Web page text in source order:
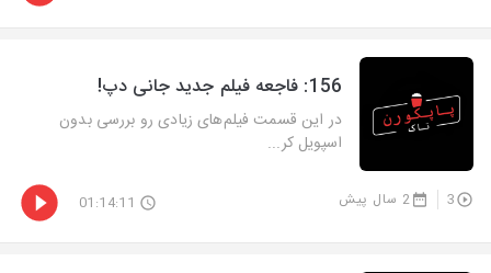
‫156: فاجعه فیلم جدید جانی دپ!
در این قسمت فیلم‌های زیادی رو بررسی بدون
اسپویل کر...
3 2 سال پیش 01:14:11